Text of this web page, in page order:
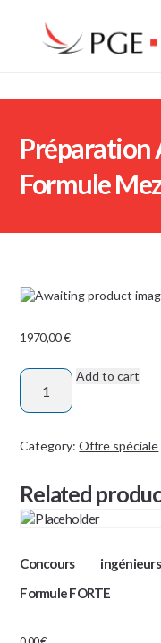
Préparation
Formule
1970,00€
Préparation
Accès/Sésame
Formule
Stage
DLD
Add to cart
Category:Offre spéciale
Related
Concours
Formule FORTE